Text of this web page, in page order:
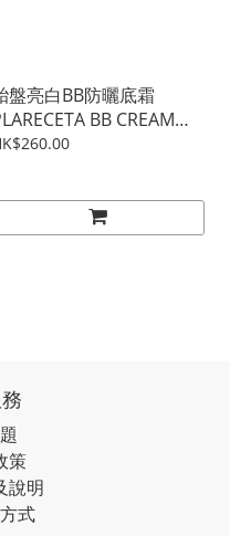
盤亮白BB防曬底霜
BB CREAM
𖤐超推薦有色防晒
策
說明
式